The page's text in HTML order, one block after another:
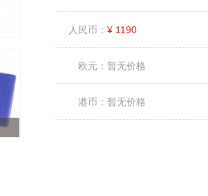
人民币： ¥ 1190
欧元： 暂无价格
港币： 暂无价格